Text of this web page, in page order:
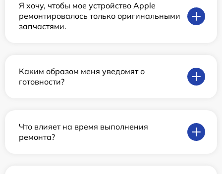
Я хочу, чтобы мое устройство Apple
ремонтировалось только оригинальными
запчастями.
Каким образом меня уведомят о
готовности?
Что влияет на время выполнения
ремонта?